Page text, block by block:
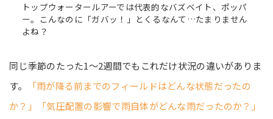
トップウォータールアーでは代表的なバズベイト、ポッパ
ー。こんなのに「ガバッ！」とくるなんて…たまりません
よね？
同じ季節のたった1～2週間でもこれだけ状況の違いがありま
す。
「雨が降る前までのフィールドはどんな状態だったの
か？」「気圧配置の影響で雨自体がどんな雨だったのか？」